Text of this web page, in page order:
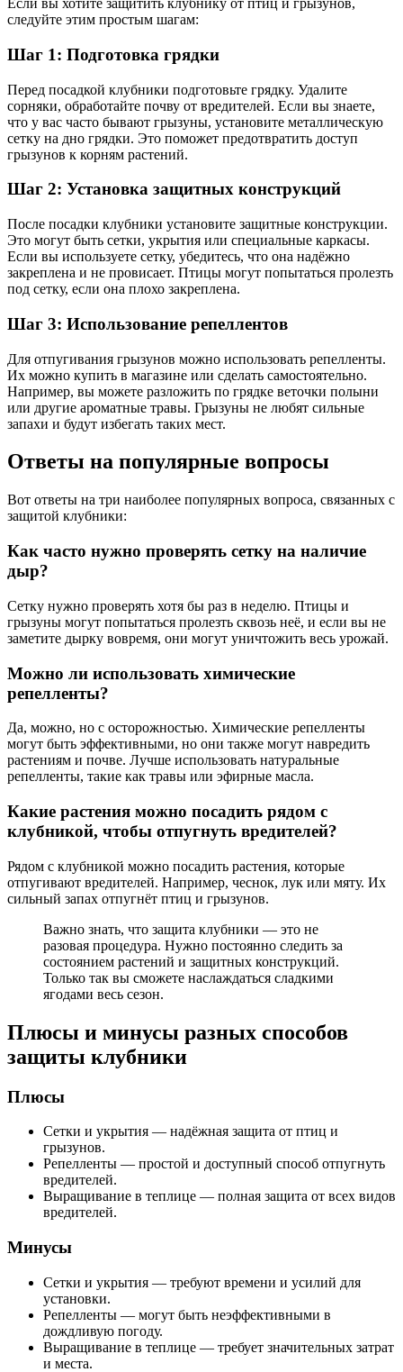
Если вы хотите защитить клубнику от птиц и грызунов,
следуйте этим простым шагам:
Шаг 1: Подготовка грядки
Перед посадкой клубники подготовьте грядку. Удалите
сорняки, обработайте почву от вредителей. Если вы знаете,
что у вас часто бывают грызуны, установите металлическую
сетку на дно грядки. Это поможет предотвратить доступ
грызунов к корням растений.
Шаг 2: Установка защитных конструкций
После посадки клубники установите защитные конструкции.
Это могут быть сетки, укрытия или специальные каркасы.
Если вы используете сетку, убедитесь, что она надёжно
закреплена и не провисает. Птицы могут попытаться пролезть
под сетку, если она плохо закреплена.
Шаг 3: Использование репеллентов
Для отпугивания грызунов можно использовать репелленты.
Их можно купить в магазине или сделать самостоятельно.
Например, вы можете разложить по грядке веточки полыни
или другие ароматные травы. Грызуны не любят сильные
запахи и будут избегать таких мест.
Ответы на популярные вопросы
Вот ответы на три наиболее популярных вопроса, связанных с
защитой клубники:
Как часто нужно проверять сетку на наличие
дыр?
Сетку нужно проверять хотя бы раз в неделю. Птицы и
грызуны могут попытаться пролезть сквозь неё, и если вы не
заметите дырку вовремя, они могут уничтожить весь урожай.
Можно ли использовать химические
репелленты?
Да, можно, но с осторожностью. Химические репелленты
могут быть эффективными, но они также могут навредить
растениям и почве. Лучше использовать натуральные
репелленты, такие как травы или эфирные масла.
Какие растения можно посадить рядом с
клубникой, чтобы отпугнуть вредителей?
Рядом с клубникой можно посадить растения, которые
отпугивают вредителей. Например, чеснок, лук или мяту. Их
сильный запах отпугнёт птиц и грызунов.
Важно знать, что защита клубники — это не
разовая процедура. Нужно постоянно следить за
состоянием растений и защитных конструкций.
Только так вы сможете наслаждаться сладкими
ягодами весь сезон.
Плюсы и минусы разных способов
защиты клубники
Плюсы
Сетки и укрытия — надёжная защита от птиц и
грызунов.
Репелленты — простой и доступный способ отпугнуть
вредителей.
Выращивание в теплице — полная защита от всех видов
вредителей.
Минусы
Сетки и укрытия — требуют времени и усилий для
установки.
Репелленты — могут быть неэффективными в
дождливую погоду.
Выращивание в теплице — требует значительных затрат
и места.